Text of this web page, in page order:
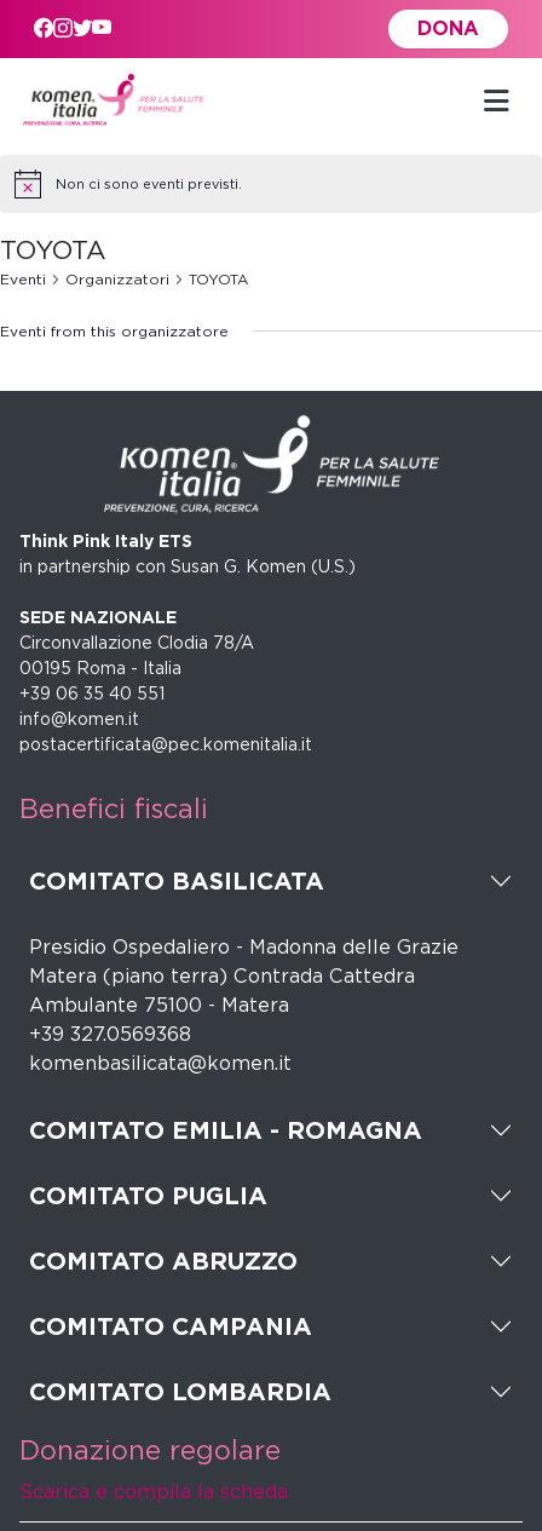
Skip to main content
DONA
Non ci sono eventi previsti.
TOYOTA
Eventi Organizzatori TOYOTA
Eventi from this organizzatore
Think Pink Italy ETS
in partnership con Susan G. Komen (U.S.)
SEDE NAZIONALE
Circonvallazione Clodia 78/A
00195 Roma - Italia
+39 06 35 40 551
info@komen.it
postacertificata@pec.komenitalia.it
Benefici fiscali
COMITATO BASILICATA
Presidio Ospedaliero - Madonna delle Grazie
Matera (piano terra) Contrada Cattedra
Ambulante 75100 - Matera
+39 327.0569368
komenbasilicata@komen.it
COMITATO EMILIA - ROMAGNA
COMITATO PUGLIA
COMITATO ABRUZZO
COMITATO CAMPANIA
COMITATO LOMBARDIA
Donazione regolare
Scarica e compila la scheda